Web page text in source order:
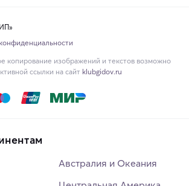
копирование изображений и текстов возможно
ссылки на сайт klubgidov.ru
Австралия и Океания